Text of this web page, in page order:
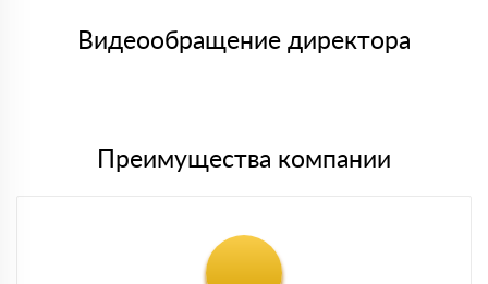
либо Вы забираете товар со склада самовывоза.
Видеообращение директора
Преимущества компании